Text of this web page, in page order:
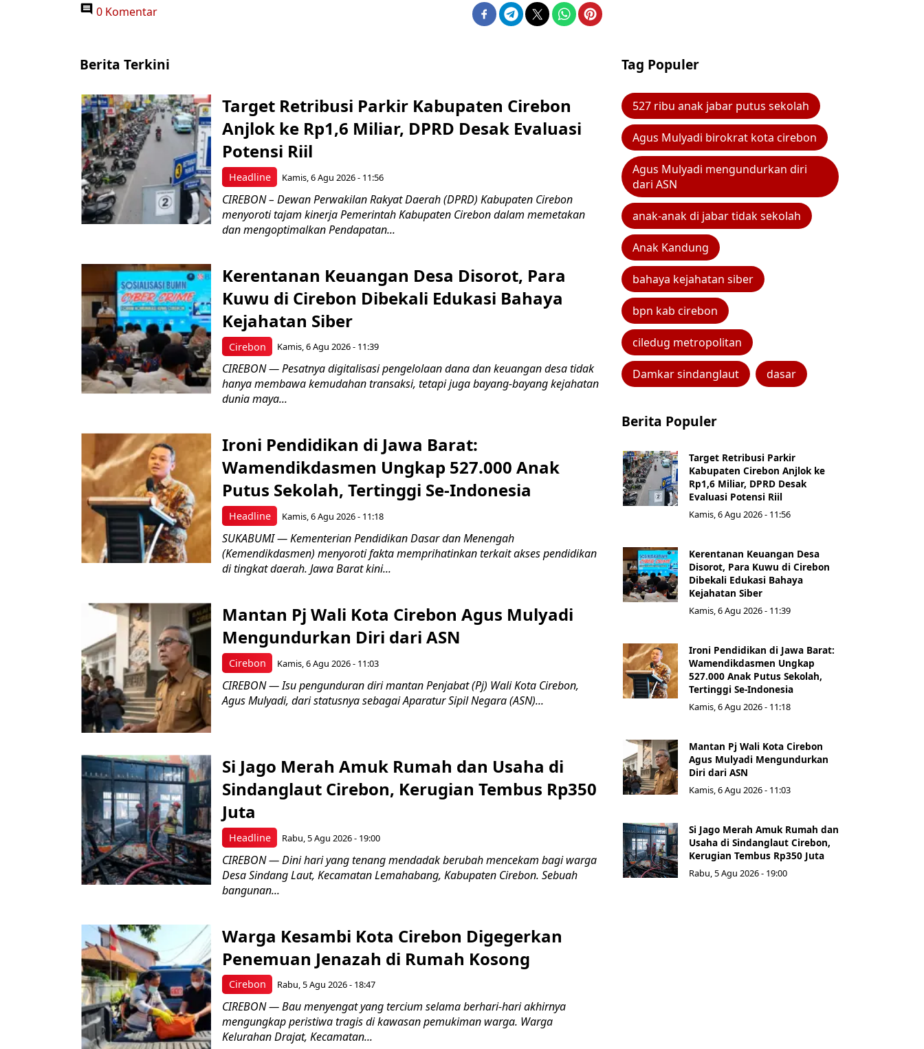
0 Komentar
Berita Terkini
Headline
Target Retribusi Parkir Kabupaten Cirebon
Anjlok ke Rp1,6 Miliar, DPRD Desak Evaluasi
Potensi Riil
Kamis, 6 Agu 2026 - 11:56
CIREBON – Dewan Perwakilan Rakyat Daerah (DPRD) Kabupaten Cirebon
menyoroti tajam kinerja Pemerintah Kabupaten Cirebon dalam memetakan
dan mengoptimalkan Pendapatan...
Cirebon
Kerentanan Keuangan Desa Disorot, Para
Kuwu di Cirebon Dibekali Edukasi Bahaya
Kejahatan Siber
Kamis, 6 Agu 2026 - 11:39
CIREBON — Pesatnya digitalisasi pengelolaan dana dan keuangan desa tidak
hanya membawa kemudahan transaksi, tetapi juga bayang-bayang kejahatan
dunia maya...
Headline
Ironi Pendidikan di Jawa Barat:
Wamendikdasmen Ungkap 527.000 Anak
Putus Sekolah, Tertinggi Se-Indonesia
Kamis, 6 Agu 2026 - 11:18
SUKABUMI — Kementerian Pendidikan Dasar dan Menengah
(Kemendikdasmen) menyoroti fakta memprihatinkan terkait akses pendidikan
di tingkat daerah. Jawa Barat kini...
Cirebon
Mantan Pj Wali Kota Cirebon Agus Mulyadi
Mengundurkan Diri dari ASN
Kamis, 6 Agu 2026 - 11:03
CIREBON — Isu pengunduran diri mantan Penjabat (Pj) Wali Kota Cirebon,
Agus Mulyadi, dari statusnya sebagai Aparatur Sipil Negara (ASN)...
Headline
Si Jago Merah Amuk Rumah dan Usaha di
Sindanglaut Cirebon, Kerugian Tembus Rp350
Juta
Rabu, 5 Agu 2026 - 19:00
CIREBON — Dini hari yang tenang mendadak berubah mencekam bagi warga
Desa Sindang Laut, Kecamatan Lemahabang, Kabupaten Cirebon. Sebuah
bangunan...
Cirebon
Warga Kesambi Kota Cirebon Digegerkan
Penemuan Jenazah di Rumah Kosong
Rabu, 5 Agu 2026 - 18:47
CIREBON — Bau menyengat yang tercium selama berhari-hari akhirnya
mengungkap peristiwa tragis di kawasan pemukiman warga. Warga
Kelurahan Drajat, Kecamatan...
Tag Populer
527 ribu anak jabar putus sekolah
Agus Mulyadi birokrat kota cirebon
Agus Mulyadi mengundurkan diri
dari ASN
anak-anak di jabar tidak sekolah
Anak Kandung
bahaya kejahatan siber
bpn kab cirebon
ciledug metropolitan
Damkar sindanglaut dasar
Berita Populer
Target Retribusi Parkir
Kabupaten Cirebon Anjlok ke
Rp1,6 Miliar, DPRD Desak
Evaluasi Potensi Riil
Kamis, 6 Agu 2026 - 11:56
Kerentanan Keuangan Desa
Disorot, Para Kuwu di Cirebon
Dibekali Edukasi Bahaya
Kejahatan Siber
Kamis, 6 Agu 2026 - 11:39
Ironi Pendidikan di Jawa Barat:
Wamendikdasmen Ungkap
527.000 Anak Putus Sekolah,
Tertinggi Se-Indonesia
Kamis, 6 Agu 2026 - 11:18
Mantan Pj Wali Kota Cirebon
Agus Mulyadi Mengundurkan
Diri dari ASN
Kamis, 6 Agu 2026 - 11:03
Si Jago Merah Amuk Rumah dan
Usaha di Sindanglaut Cirebon,
Kerugian Tembus Rp350 Juta
Rabu, 5 Agu 2026 - 19:00